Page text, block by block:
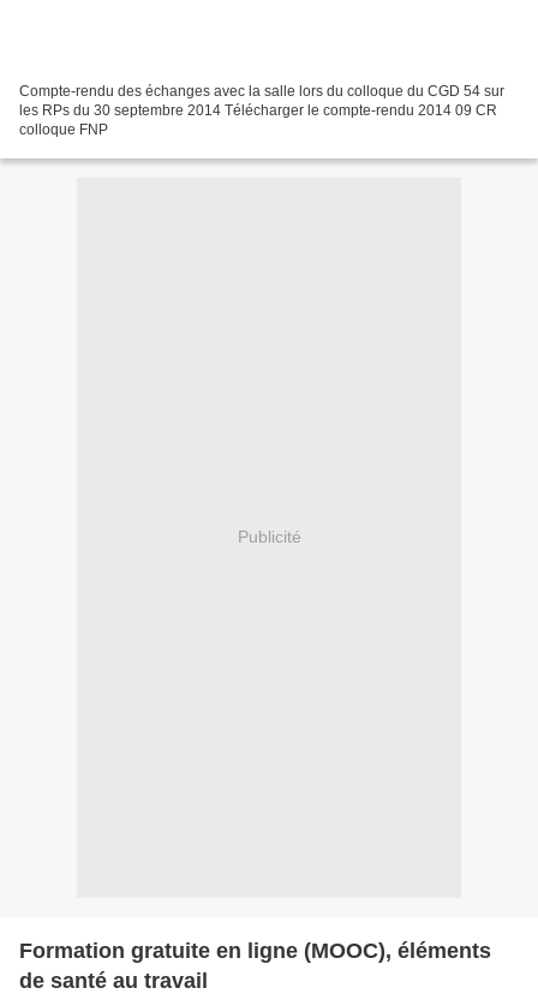
Compte-rendu des échanges avec la salle lors du colloque du CGD 54 sur
les RPs du 30 septembre 2014 Télécharger le compte-rendu 2014 09 CR
colloque FNP
Publicité
Formation gratuite en ligne (MOOC), éléments
de santé au travail